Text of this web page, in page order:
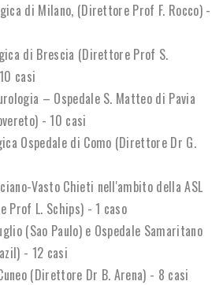
di Milano, (Direttore Prof F. Rocco) -
di Brescia (Direttore Prof S.
casi
– Ospedale S. Matteo di Pavia
- 10 casi
Ospedale di Como (Direttore Dr G.
Vasto Chieti nell'ambito della ASL
Prof L. Schips) - 1 caso
(Sao Paulo) e Ospedale Samaritano
- 12 casi
(Direttore Dr B. Arena) - 8 casi